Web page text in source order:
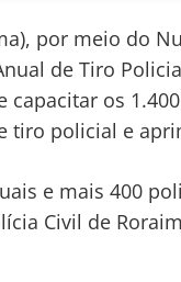
por meio do
de Tiro
os
tiro policial e
e mais 400
Civil de